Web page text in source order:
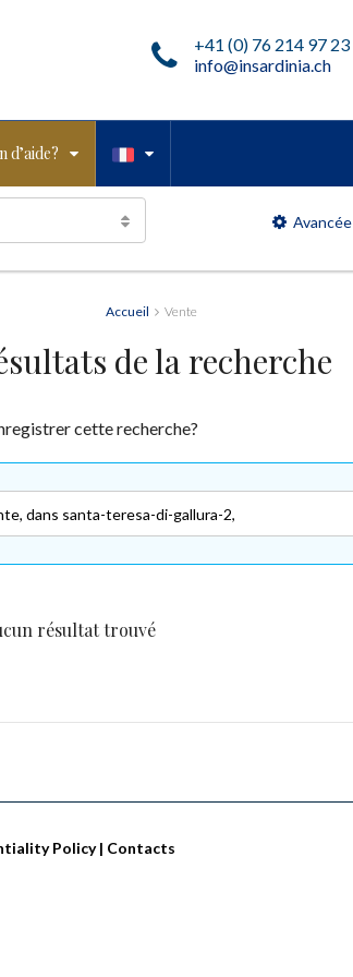
+41 (0) 76 214 97 23
info@insardinia.ch
d’aide?
Avancée
Accueil Vente
de la recherche
cette recherche?
résultat trouvé
Policy| Contacts